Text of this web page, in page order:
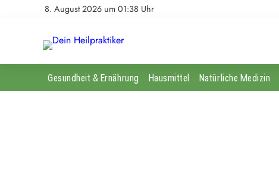
8. August 2026 um 01:38 Uhr
Gesundheit & Ernährung Hausmittel Natürliche Medizin